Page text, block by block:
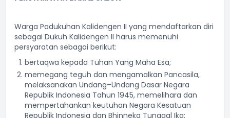
Warga Padukuhan Kalidengen II yang mendaftarkan diri
sebagai Dukuh Kalidengen II harus memenuhi
persyaratan sebagai berikut:
bertaqwa kepada Tuhan Yang Maha Esa;
memegang teguh dan mengamalkan Pancasila,
melaksanakan Undang–Undang Dasar Negara
Republik Indonesia Tahun 1945, memelihara dan
mempertahankan keutuhan Negara Kesatuan
Republik Indonesia dan Bhinneka Tunggal Ika;